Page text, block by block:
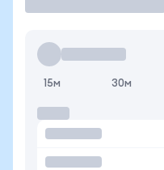
15м 30м